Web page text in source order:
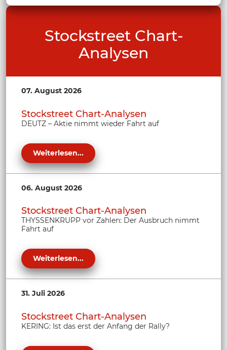
Stockstreet Chart-
Analysen
07. August 2026
Stockstreet Chart-Analysen
DEUTZ – Aktie nimmt wieder Fahrt auf
Weiterlesen...
06. August 2026
Stockstreet Chart-Analysen
THYSSENKRUPP vor Zahlen: Der Ausbruch nimmt
Fahrt auf
Weiterlesen...
31. Juli 2026
Stockstreet Chart-Analysen
KERING: Ist das erst der Anfang der Rally?